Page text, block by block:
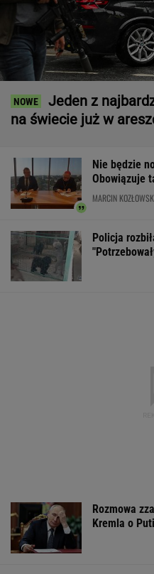
Jeden z
na świecie już w
Nie będzie
Obowiązuje
MARCIN
Policja
Rozmowa
Kremla o